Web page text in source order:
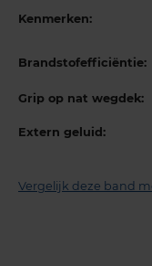
Kenmerken:
Brandstofefficiëntie:
Grip op nat wegdek:
Extern geluid:
Vergelijk deze band